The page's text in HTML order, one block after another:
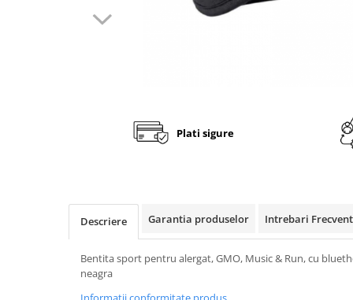
Accesorii vestimentare
Huse telefoane mobile
Componente PC & Software
Plati sigure
Descriere Garantia produselor Intrebari
Bentita sport pentru alergat, GMO, Music & Run, cu
neagra